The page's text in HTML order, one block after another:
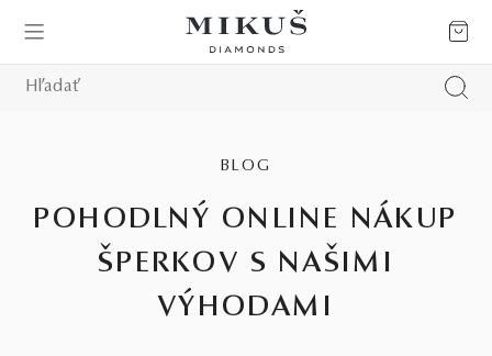
BLOG
POHODLNÝ ONLINE NÁKUP
ŠPERKOV S NAŠIMI
VÝHODAMI